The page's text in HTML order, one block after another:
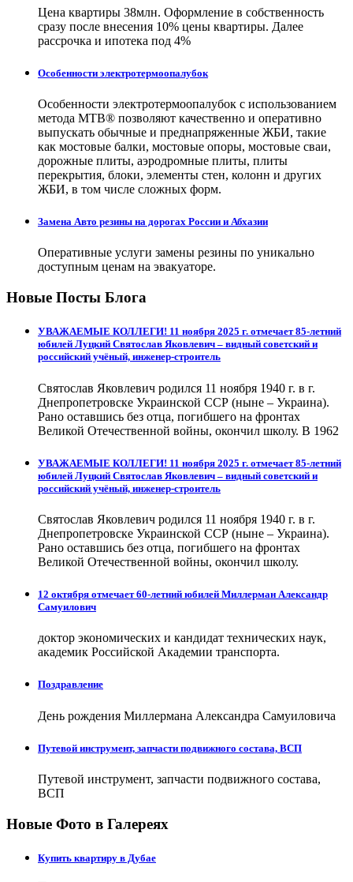
Цена квартиры 38млн. Оформление в собственность
сразу после внесения 10% цены квартиры. Далее
рассрочка и ипотека под 4%
Особенности электротермоопалубок
Особенности электротермоопалубок с использованием
метода МТВ® позволяют качественно и оперативно
выпускать обычные и преднапряженные ЖБИ, такие
как мостовые балки, мостовые опоры, мостовые сваи,
дорожные плиты, аэродромные плиты, плиты
перекрытия, блоки, элементы стен, колонн и других
ЖБИ, в том числе сложных форм.
Замена Авто резины на дорогах России и Абхазии
Оперативные услуги замены резины по уникально
доступным ценам на эвакуаторе.
Новые Посты Блога
УВАЖАЕМЫЕ КОЛЛЕГИ! 11 ноября 2025 г. отмечает 85-летний
юбилей Луцкий Святослав Яковлевич – видный советский и
российский учёный, инженер-строитель
Святослав Яковлевич родился 11 ноября 1940 г. в г.
Днепропетровске Украинской ССР (ныне – Украина).
Рано оставшись без отца, погибшего на фронтах
Великой Отечественной войны, окончил школу. В 1962
УВАЖАЕМЫЕ КОЛЛЕГИ! 11 ноября 2025 г. отмечает 85-летний
юбилей Луцкий Святослав Яковлевич – видный советский и
российский учёный, инженер-строитель
Святослав Яковлевич родился 11 ноября 1940 г. в г.
Днепропетровске Украинской ССР (ныне – Украина).
Рано оставшись без отца, погибшего на фронтах
Великой Отечественной войны, окончил школу.
12 октября отмечает 60-летний юбилей Миллерман Александр
Самуилович
доктор экономических и кандидат технических наук,
академик Российской Академии транспорта.
Поздравление
День рождения Миллермана Александра Самуиловича
Путевой инструмент, запчасти подвижного состава, ВСП
Путевой инструмент, запчасти подвижного состава,
ВСП
Новые Фото в Галереях
Купить квартиру в Дубае